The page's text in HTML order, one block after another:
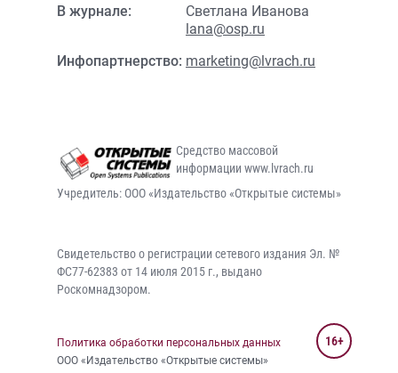
В журнале:
Светлана Иванова
lana@osp.ru
Инфопартнерство: marketing@lvrach.ru
Средство массовой
информации www.lvrach.ru
Учредитель: ООО «Издательство «Открытые системы»
Свидетельство о регистрации сетевого издания Эл. №
ФС77-62383 от 14 июля 2015 г., выдано
Роскомнадзором.
Политика обработки персональных данных
ООО «Издательство «Открытые системы»
16+